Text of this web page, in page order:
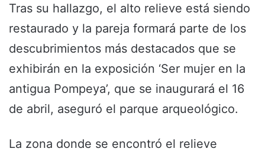
Tras su hallazgo, el alto relieve está siendo
restaurado y la pareja formará parte de los
descubrimientos más destacados que se
exhibirán en la exposición ‘Ser mujer en la
antigua Pompeya’, que se inaugurará el 16
de abril, aseguró el parque arqueológico.
La zona donde se encontró el relieve